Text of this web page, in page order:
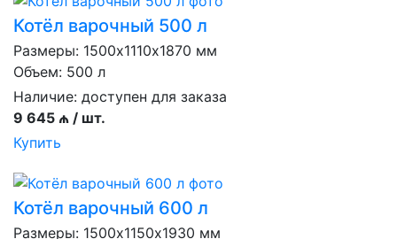
Котёл варочный 500 л
Размеры: 1500х1110х1870 мм
Объем: 500 л
Наличие: доступен для заказа
9 645 ₼ / шт.
Купить
Котёл варочный 600 л
Размеры: 1500х1150х1930 мм